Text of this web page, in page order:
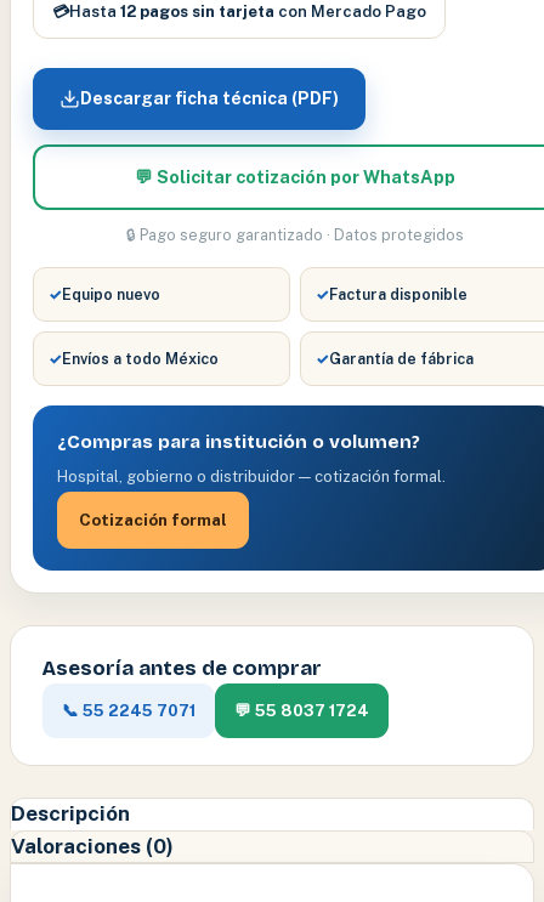
cantidad
💳Hasta 12 pagos sin tarjeta con Mercado Pago
Descargar ficha técnica (PDF)
💬 Solicitar cotización por WhatsApp
🔒 Pago seguro garantizado · Datos protegidos
✓Equipo nuevo ✓Factura disponible
✓Envíos a todo México ✓Garantía de fábrica
¿Compras para institución o volumen?
Hospital, gobierno o distribuidor — cotización formal.
Cotización formal
Asesoría antes de comprar
📞 55 2245 7071 💬 55 8037 1724
Descripción
Valoraciones (0)